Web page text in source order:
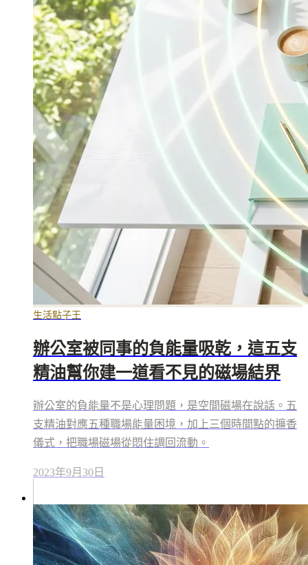
生活點子王
辦公室被同事的負能量吸乾，這五支
精油幫你建一道看不見的磁場結界
辦公室的負能量不是心理問題，是空間磁場在說話。五
支精油對應五種職場能量困境，加上三個時間點的擴香
儀式，把職場磁場從悶住調回流動。
2023年9月30日